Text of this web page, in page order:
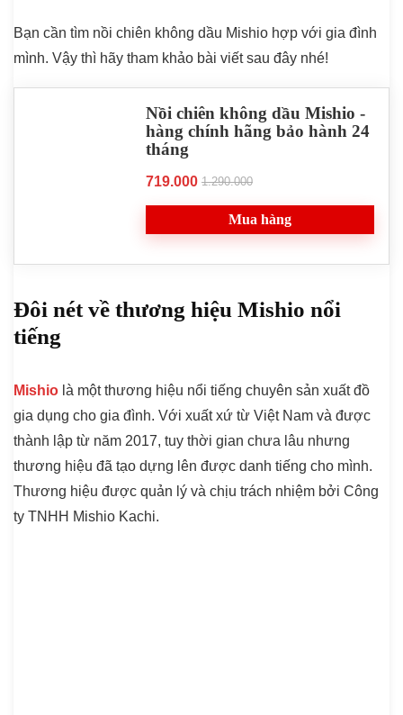
Bạn cần tìm nồi chiên không dầu Mishio hợp với gia đình
mình. Vậy thì hãy tham khảo bài viết sau đây nhé!
Nồi chiên không dầu Mishio -
hàng chính hãng bảo hành 24
tháng
719.000 1.290.000
Mua hàng
Đôi nét về thương hiệu Mishio nổi
tiếng
Mishio là một thương hiệu nổi tiếng chuyên sản xuất đồ
gia dụng cho gia đình. Với xuất xứ từ Việt Nam và được
thành lập từ năm 2017, tuy thời gian chưa lâu nhưng
thương hiệu đã tạo dựng lên được danh tiếng cho mình.
Thương hiệu được quản lý và chịu trách nhiệm bởi Công
ty TNHH Mishio Kachi.